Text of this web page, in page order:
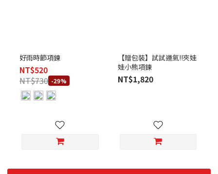
好雨時節項鍊
NT$520
NT$730 -29%
【贈包裝】試試運氣!!夾娃
娃小熊項鍊
NT$1,820